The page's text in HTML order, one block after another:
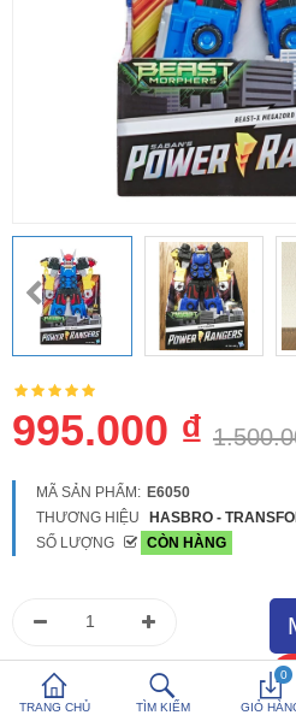
Đồ chơi trẻ em
Sản phẩm khác
Thương hiệu
So sánh Yêu thích (0)
Hotline: 0816 505 655
Tải App SanHangRe nhận Quà
TRANG CHỦ TÌM KIẾM
0
GIỎ
995.000 ₫
MÃ SẢN PHẨM: E6050
THƯƠNG HIỆU
HASBRO -
SỐ LƯỢNG
CÒN HÀNG